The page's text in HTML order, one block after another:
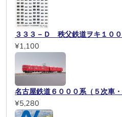
３３３－Ｄ 秩父鉄道ヲキ１０
¥1,100
名古屋鉄道６０００系（５次車
¥5,280